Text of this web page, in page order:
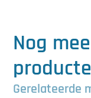
Nog
Gerelateerde